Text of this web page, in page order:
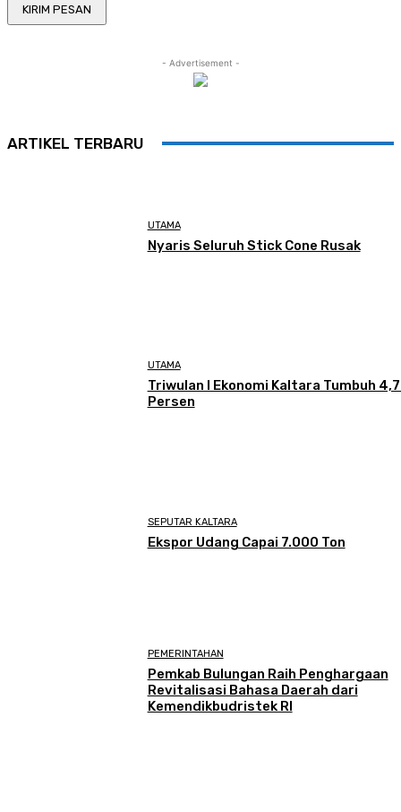
- Advertisement -
ARTIKEL TERBARU
UTAMA
Nyaris Seluruh Stick Cone Rusak
UTAMA
Triwulan I Ekonomi Kaltara Tumbuh
Persen
SEPUTAR KALTARA
Ekspor Udang Capai 7.000 Ton
PEMERINTAHAN
Pemkab Bulungan Raih Penghargaan
Revitalisasi Bahasa Daerah dari
Kemendikbudristek RI